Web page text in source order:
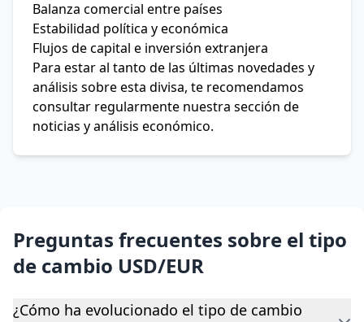
Balanza comercial entre países
Estabilidad política y económica
Flujos de capital e inversión extranjera
Para estar al tanto de las últimas novedades y
análisis sobre esta divisa, te recomendamos
consultar regularmente nuestra sección de
noticias y análisis económico.
Preguntas frecuentes sobre el tipo
de cambio USD/EUR
¿Cómo ha evolucionado el tipo de cambio